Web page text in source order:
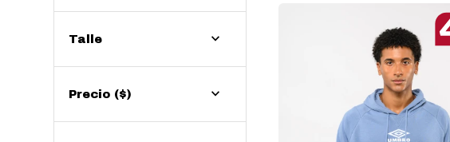
Talle
Precio ($)